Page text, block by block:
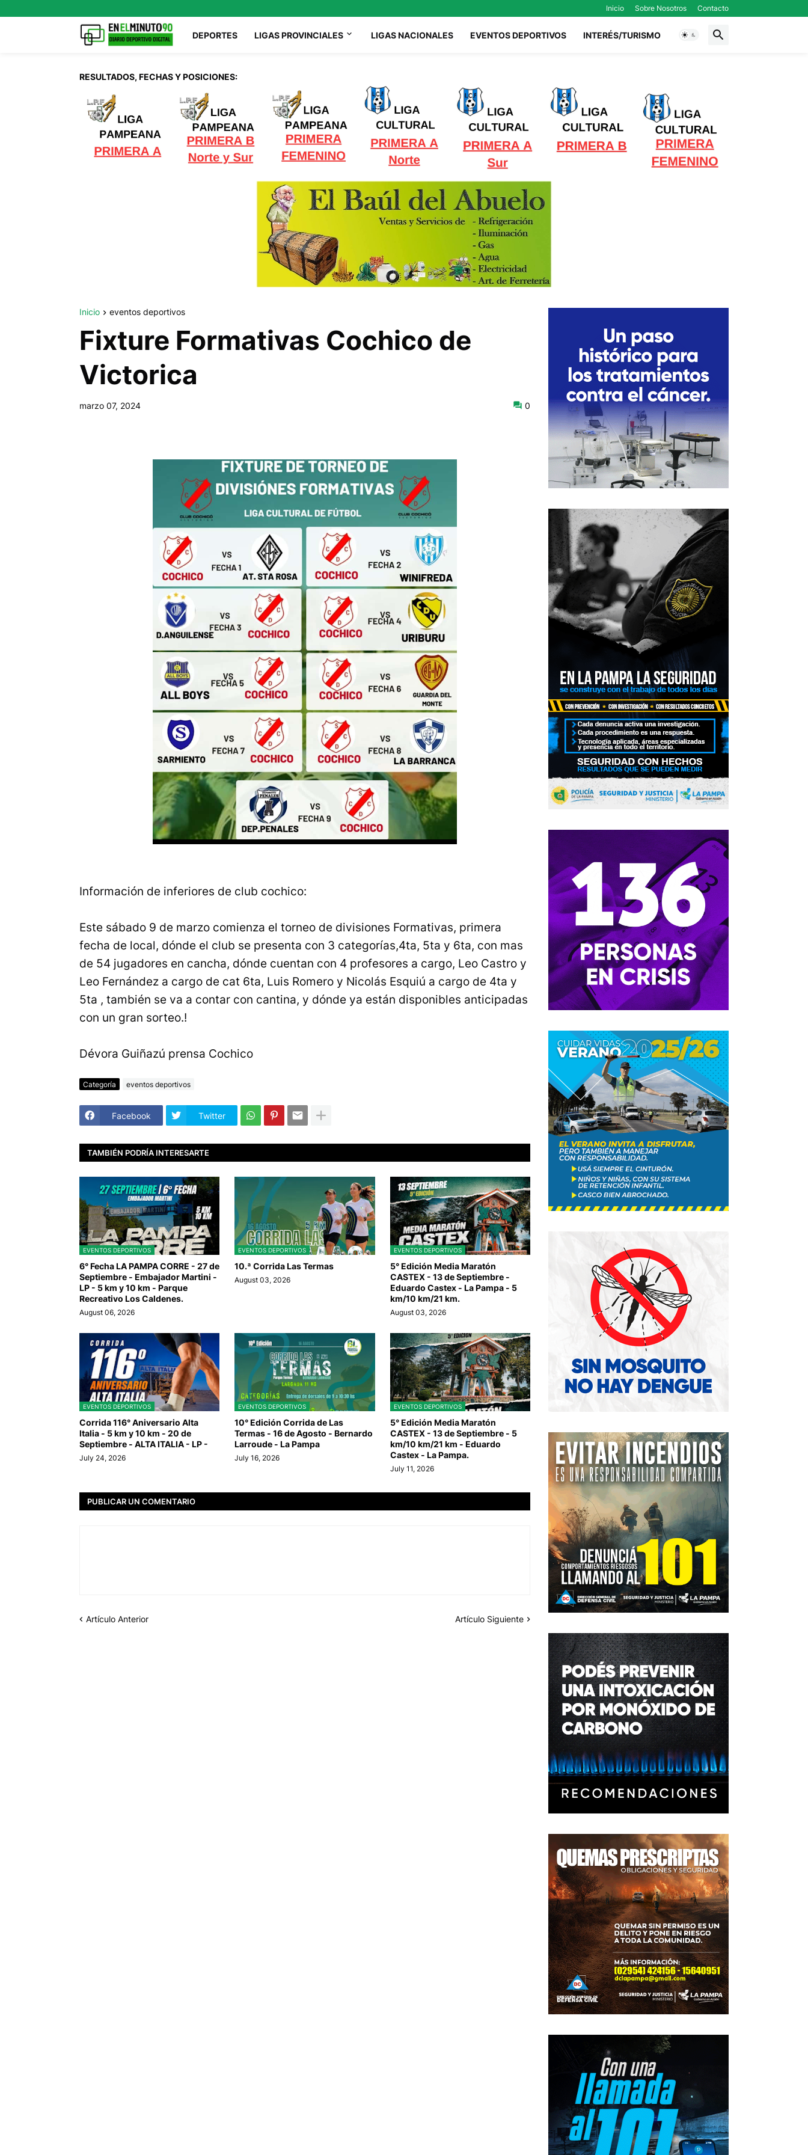
Inicio Sobre Nosotros Contacto
DEPORTES LIGAS PROVINCIALES LIGAS NACIONALES EVENTOS DEPORTIVOS INTERÉS/TURISMO
RESULTADOS, FECHAS Y POSICIONES:
Inicio eventos deportivos
Fixture Formativas Cochico de
Victorica
marzo 07, 2024 0
Información de inferiores de club cochico:
Este sábado 9 de marzo comienza el torneo de divisiones Formativas, primera
fecha de local, dónde el club se presenta con 3 categorías,4ta, 5ta y 6ta, con mas
de 54 jugadores en cancha, dónde cuentan con 4 profesores a cargo, Leo Castro y
Leo Fernández a cargo de cat 6ta, Luis Romero y Nicolás Esquiú a cargo de 4ta y
5ta , también se va a contar con cantina, y dónde ya están disponibles anticipadas
con un gran sorteo.!
Dévora Guiñazú prensa Cochico
Categoría eventos deportivos
Facebook Twitter
TAMBIÉN PODRÍA INTERESARTE
EVENTOS DEPORTIVOS
6° Fecha LA PAMPA CORRE - 27 de
Septiembre - Embajador Martini -
LP - 5 km y 10 km - Parque
Recreativo Los Caldenes.
August 06, 2026
EVENTOS DEPORTIVOS
10.ª Corrida Las Termas
August 03, 2026
EVENTOS DEPORTIVOS
5° Edición Media Maratón
CASTEX - 13 de Septiembre -
Eduardo Castex - La Pampa - 5
km/10 km/21 km.
August 03, 2026
EVENTOS DEPORTIVOS
Corrida 116° Aniversario Alta
Italia - 5 km y 10 km - 20 de
Septiembre - ALTA ITALIA - LP -
July 24, 2026
EVENTOS DEPORTIVOS
10° Edición Corrida de Las
Termas - 16 de Agosto - Bernardo
Larroude - La Pampa
July 16, 2026
EVENTOS DEPORTIVOS
5° Edición Media Maratón
CASTEX - 13 de Septiembre - 5
km/10 km/21 km - Eduardo
Castex - La Pampa.
July 11, 2026
PUBLICAR UN COMENTARIO
Artículo Anterior Artículo Siguiente